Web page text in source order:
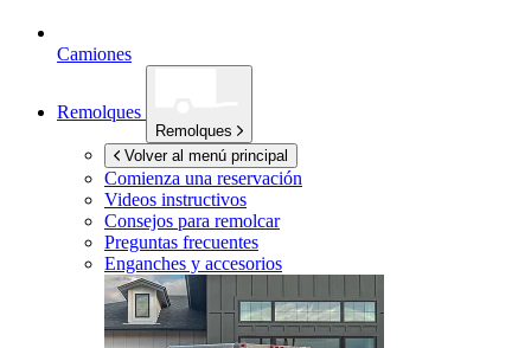
Camiones
Remolques
Remolques
Volver al menú principal
Comienza una reservación
Videos instructivos
Consejos para remolcar
Preguntas frecuentes
Enganches y accesorios